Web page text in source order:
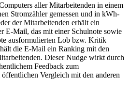
aller Mitarbeitenden in einem
Stromzähler gemessen und in kWh-
der Mitarbeitenden erhält ein
E-Mail, das mit einer Schulnote sowie
ausformulierten Lob bzw. Kritik
die E-Mail ein Ranking mit den
Dieser Nudge wirkt durch
Feedback zum
Vergleich mit den anderen